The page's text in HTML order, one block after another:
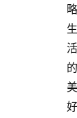
略
生
活
的
美
好